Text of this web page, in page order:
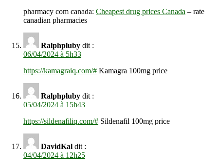
pharmacy com canada: Cheapest drug prices Canada – rate
canadian pharmacies
Ralphpluby dit :
06/04/2024 à 5h33
https://kamagraiq.com/# Kamagra 100mg price
Ralphpluby dit :
05/04/2024 à 15h43
https://sildenafiliq.com/# Sildenafil 100mg price
DavidKal dit :
04/04/2024 à 12h25